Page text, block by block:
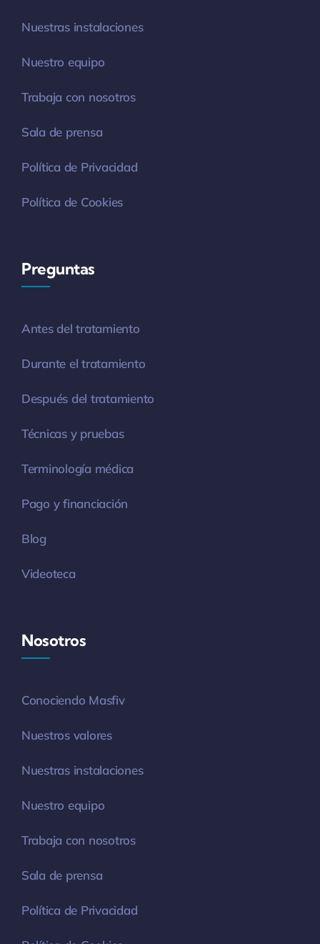
Nuestras instalaciones
Nuestro equipo
Trabaja con nosotros
Sala de prensa
Política de Privacidad
Política de Cookies
Preguntas
Antes del tratamiento
Durante el tratamiento
Después del tratamiento
Técnicas y pruebas
Terminología médica
Pago y financiación
Blog
Videoteca
Nosotros
Conociendo Masfiv
Nuestros valores
Nuestras instalaciones
Nuestro equipo
Trabaja con nosotros
Sala de prensa
Política de Privacidad